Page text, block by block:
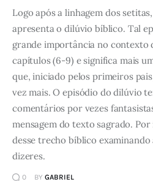
Logo após a linhagem dos
apresenta o dilúvio bíblico. Tal
grande importância no contexto
capítulos (6-9) e significa mais
que, iniciado pelos primeiros
vez mais. O episódio do dilúvio
comentários por vezes
mensagem do texto sagrado.
desse trecho bíblico
dizeres.
0 BY GABRIEL